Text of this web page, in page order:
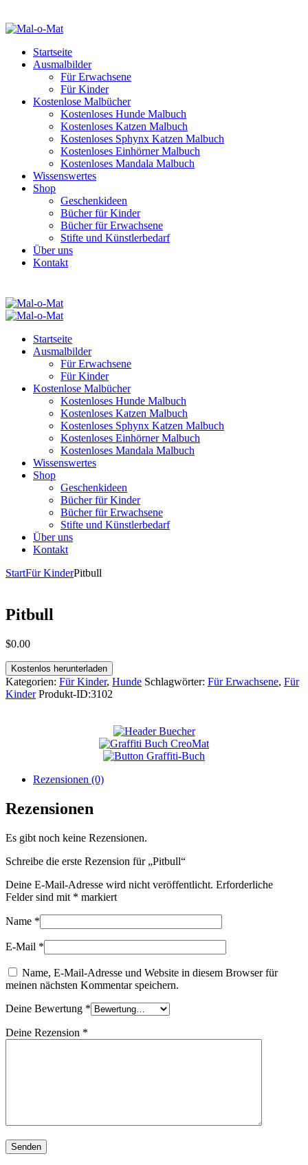
Startseite
Ausmalbilder
Für Erwachsene
Für Kinder
Kostenlose Malbücher
Kostenloses Hunde Malbuch
Kostenloses Katzen Malbuch
Kostenloses Sphynx Katzen Malbuch
Kostenloses Einhörner Malbuch
Kostenloses Mandala Malbuch
Wissenswertes
Shop
Geschenkideen
Bücher für Kinder
Bücher für Erwachsene
Stifte und Künstlerbedarf
Über uns
Kontakt
Startseite
Ausmalbilder
Für Erwachsene
Für Kinder
Kostenlose Malbücher
Kostenloses Hunde Malbuch
Kostenloses Katzen Malbuch
Kostenloses Sphynx Katzen Malbuch
Kostenloses Einhörner Malbuch
Kostenloses Mandala Malbuch
Wissenswertes
Shop
Geschenkideen
Bücher für Kinder
Bücher für Erwachsene
Stifte und Künstlerbedarf
Über uns
Kontakt
StartFür KinderPitbull
Pitbull
$0.00
Kostenlos herunterladen
Kategorien: Für Kinder, Hunde Schlagwörter: Für Erwachsene, Für
Kinder Produkt-ID:3102
Rezensionen (0)
Rezensionen
Es gibt noch keine Rezensionen.
Schreibe die erste Rezension für „Pitbull“
Deine E-Mail-Adresse wird nicht veröffentlicht. Erforderliche
Felder sind mit * markiert
Name *
E-Mail *
Name, E-Mail-Adresse und Website in diesem Browser für
meinen nächsten Kommentar speichern.
Deine Bewertung *
Deine Rezension *